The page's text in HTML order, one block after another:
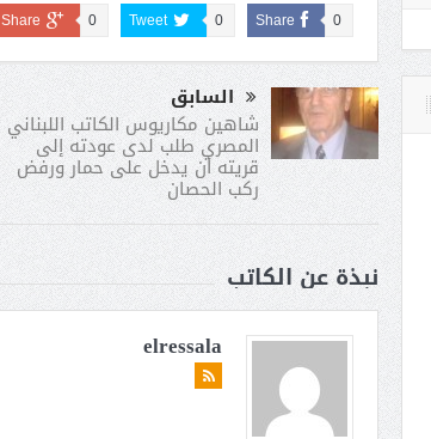
Share 0
Tweet 0
Share 0
السابق
شاهين مكاريوس الكاتب اللبناني
المصري طلب لدى عودته إلى
قريته أن يدخل على حمار ورفض
ركب الحصان
نبذة عن الكاتب
elressala